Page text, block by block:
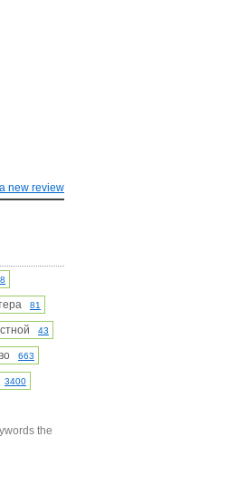
new review
81
43
663
3400
the